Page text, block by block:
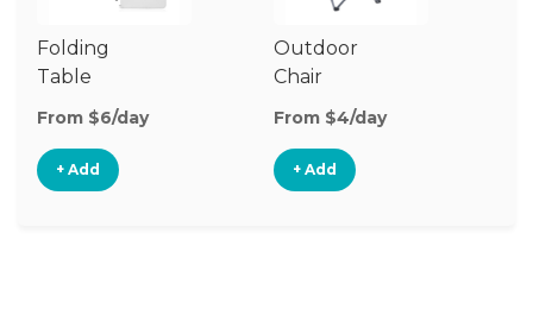
Folding
Table
From $6/day
+ Add
Outdoor
Chair
From $4/day
+ Add